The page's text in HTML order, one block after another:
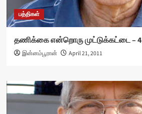
பத்திகள்
தணிக்கை என்றொரு முட்டுக்கட்டை – 4
இன்னம்பூரான் April 21, 2011